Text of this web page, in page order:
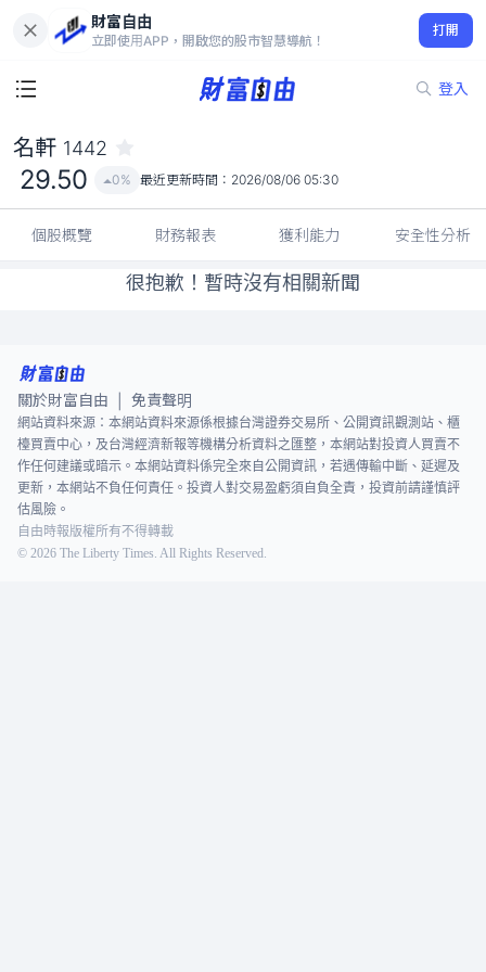
財富自由
立即使用APP，開啟您的股市智慧導航！
打開
登入
29.50
0%
名軒 1442
29.50 0% 最近更新時間： 2026/08/06 05:30
個股概覽 財務報表 獲利能力 安全性分析
很抱歉！暫時沒有相關新聞
關於財富自由 免責聲明
網站資料來源：本網站資料來源係根據台灣證券交易所、公開資訊觀測站、櫃
檯買賣中心，及台灣經濟新報等機構分析資料之匯整，本網站對投資人買賣不
作任何建議或暗示。本網站資料係完全來自公開資訊，若遇傳輸中斷、延遲及
更新，本網站不負任何責任。投資人對交易盈虧須自負全責，投資前請謹慎評
估風險。
自由時報版權所有不得轉載
© 2026 The Liberty Times. All Rights Reserved.